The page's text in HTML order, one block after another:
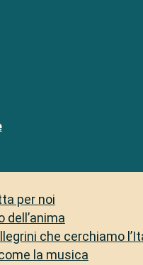
per noi
dell’anima
che cerchiamo
la musica